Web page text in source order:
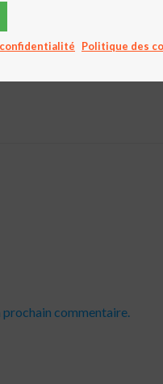
prochain commentaire.
Politique des